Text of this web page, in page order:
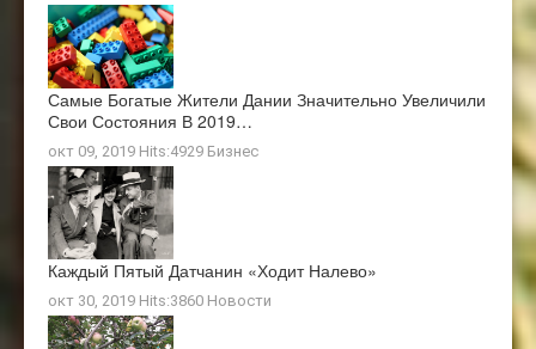
Самые Богатые Жители Дании Значительно Увеличили
Свои Состояния В 2019…
окт 09, 2019 Hits:4929 Бизнес
Каждый Пятый Датчанин «ходит Налево»
окт 30, 2019 Hits:3860 Новости